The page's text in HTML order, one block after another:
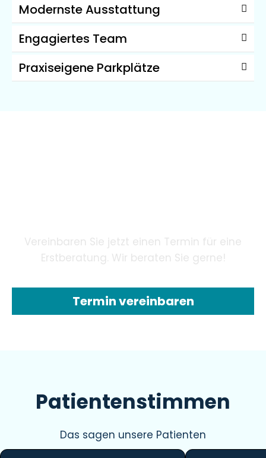
Modernste Ausstattung
Engagiertes Team
Praxiseigene Parkplätze
Vereinbaren Sie jetzt einen Termin für eine
Erstberatung. Wir beraten Sie gerne!
Termin vereinbaren
Patientenstimmen
Das sagen unsere Patienten